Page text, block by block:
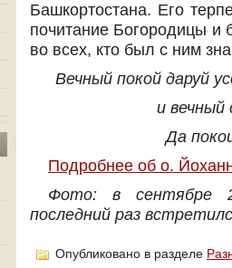
Башкортостана. Его
почитание Богородицы и
во всех, кто был с ним
Вечный покой даруй
и
Да
Подробнее об о.
Фото: в сентябре
последний раз
Опубликовано в разделе